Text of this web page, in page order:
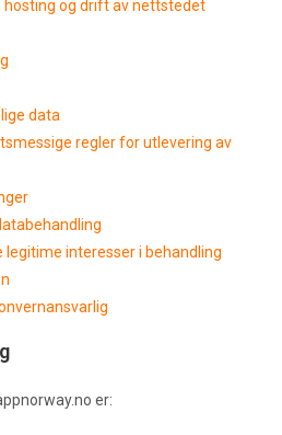
hosting og drift av nettstedet
data
regler for utlevering av
legitime interesser i behandling
er: